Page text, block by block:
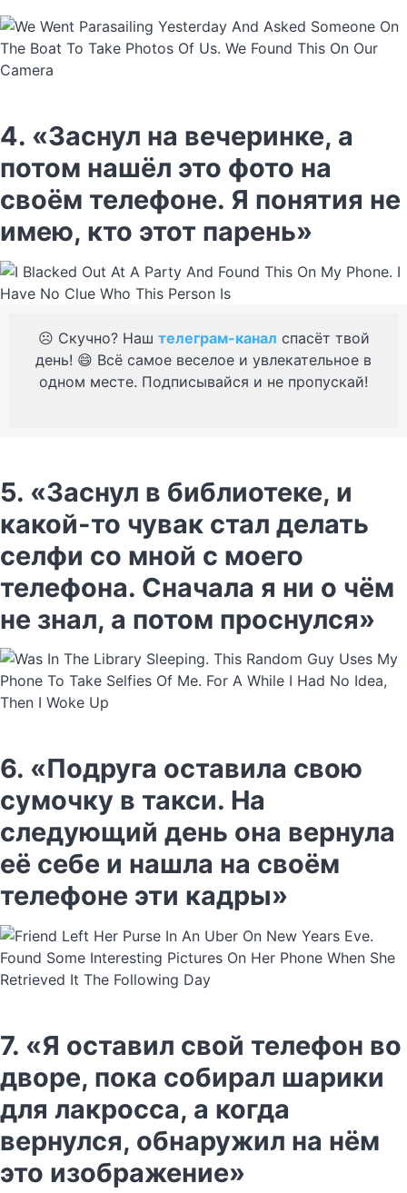
4. «Заснул на вечеринке, а
потом нашёл это фото на
своём телефоне. Я понятия не
имею, кто этот парень»
☹️ Скучно? Наш телеграм-канал спасёт твой
день! 😄 Всё самое веселое и увлекательное в
одном месте. Подписывайся и не пропускай!
5. «Заснул в библиотеке, и
какой-то чувак стал делать
селфи со мной с моего
телефона. Сначала я ни о чём
не знал, а потом проснулся»
6. «Подруга оставила свою
сумочку в такси. На
следующий день она вернула
её себе и нашла на своём
телефоне эти кадры»
7. «Я оставил свой телефон во
дворе, пока собирал шарики
для лакросса, а когда
вернулся, обнаружил на нём
это изображение»